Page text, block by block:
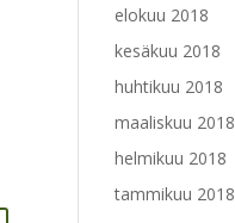
elokuu 2018
kesäkuu 2018
huhtikuu 2018
maaliskuu 2018
helmikuu 2018
tammikuu 2018